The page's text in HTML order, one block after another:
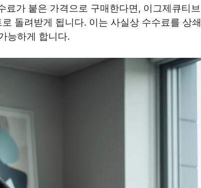
료가 붙은 가격으로 구매한다면, 이그제큐티브
돌려받게 됩니다. 이는 사실상 수수료를 상쇄
능하게 합니다.